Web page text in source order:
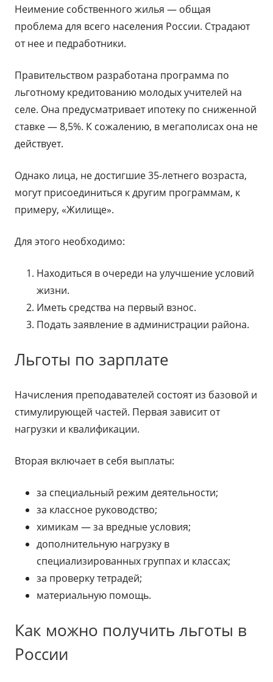
Неимение собственного жилья — общая
проблема для всего населения России. Страдают
от нее и педработники.
Правительством разработана программа по
льготному кредитованию молодых учителей на
селе. Она предусматривает ипотеку по сниженной
ставке — 8,5%. К сожалению, в мегаполисах она не
действует.
Однако лица, не достигшие 35-летнего возраста,
могут присоединиться к другим программам, к
примеру, «Жилище».
Для этого необходимо:
Находиться в очереди на улучшение условий
жизни.
Иметь средства на первый взнос.
Подать заявление в администрации района.
Льготы по зарплате
Начисления преподавателей состоят из базовой и
стимулирующей частей. Первая зависит от
нагрузки и квалификации.
Вторая включает в себя выплаты:
за специальный режим деятельности;
за классное руководство;
химикам — за вредные условия;
дополнительную нагрузку в
специализированных группах и классах;
за проверку тетрадей;
материальную помощь.
Как можно получить льготы в
России